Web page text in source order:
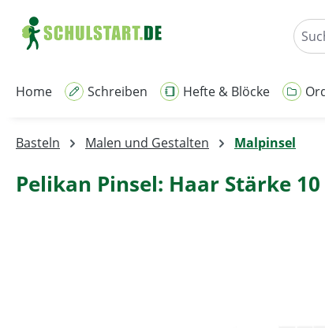
Hauptinhalt springen
Zur Suche springen
Zur Hauptnavigation springen
Home Schreiben Hefte & Blöcke
Basteln Malen und Gestalten Malpinsel
Pelikan Pinsel: Haar Stärke 10